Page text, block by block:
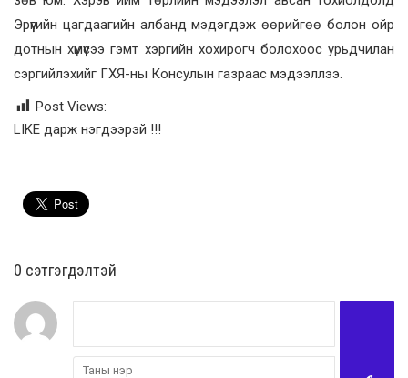
Эрүүгийн цагдаагийн албанд мэдэгдэж өөрийгөө болон ойр
дотнын хүмүүсээ гэмт хэргийн хохирогч болохоос урьдчилан
сэргийлэхийг ГХЯ-ны Консулын газраас мэдээллээ.
Post Views:
LIKE дарж нэгдээрэй !!!
0 cэтгэгдэлтэй